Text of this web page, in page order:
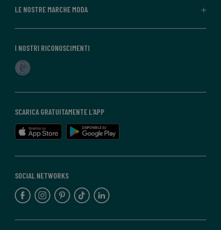
LE NOSTRE MARCHE MODA
SOCIAL NETWORKS
SCARICA GRATUITAMENTE L'APP
I NOSTRI RICONOSCIMENTI